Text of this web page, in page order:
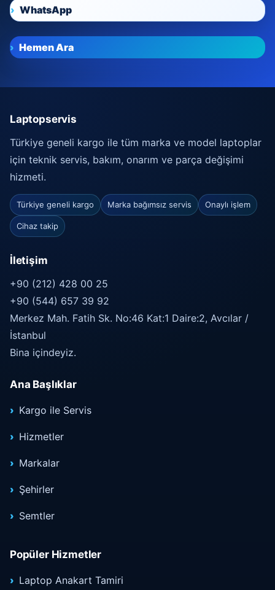
WhatsApp
Hemen Ara
Laptopservis
Türkiye geneli kargo ile tüm marka ve model laptoplar
için teknik servis, bakım, onarım ve parça değişimi
hizmeti.
Türkiye geneli kargo Marka bağımsız servis Onaylı işlem
Cihaz takip
İletişim
+90 (212) 428 00 25
+90 (544) 657 39 92
Merkez Mah. Fatih Sk. No:46 Kat:1 Daire:2, Avcılar /
İstanbul
Bina içindeyiz.
Ana Başlıklar
Kargo ile Servis
Hizmetler
Markalar
Şehirler
Semtler
Popüler Hizmetler
Laptop Anakart Tamiri